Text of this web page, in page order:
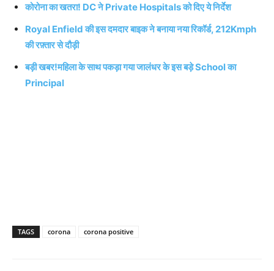
कोरोना का खतरा! DC ने Private Hospitals को दिए ये निर्देश
Royal Enfield की इस दमदार बाइक ने बनाया नया रिकॉर्ड, 212Kmph
की रफ़्तार से दौड़ी
बड़ी खबर!महिला के साथ पकड़ा गया जालंधर के इस बड़े School का
Principal
TAGS corona corona positive